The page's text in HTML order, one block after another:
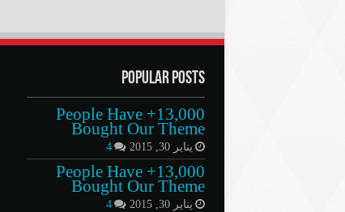
Popular Posts
13,000+ People Have
Bought Our Theme
يناير 30, 2015 4
13,000+ People Have
Bought Our Theme
يناير 30, 2015 4